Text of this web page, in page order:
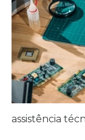
assistência